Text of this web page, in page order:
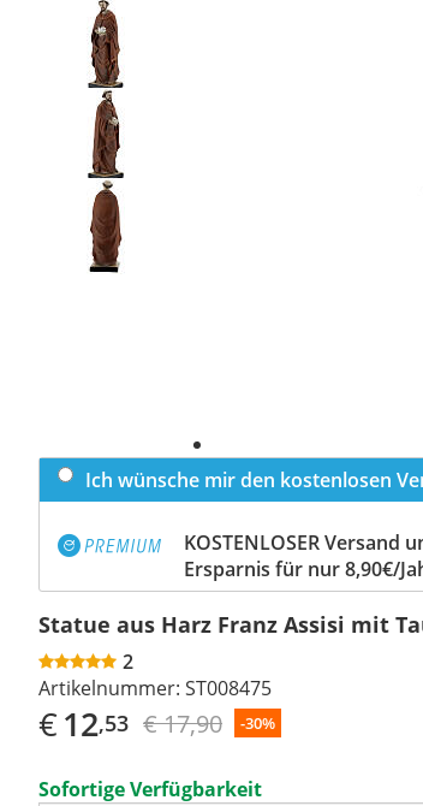
Ich wünsche mir den kostenlosen
KOSTENLOSER Versand
Ersparnis für nur 8,90€/
Statue aus Harz Franz Assisi mit
2
Artikelnummer: ST008475
€12,53 € 17,90 -30%
Sofortige Verfügbarkeit